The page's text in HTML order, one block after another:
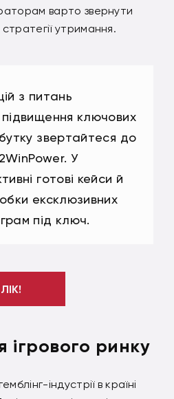
варто звернути
утримання.
з питань
ключових
звертайтеся до
2WinPower. У
готові кейси й
ексклюзивних
під ключ.
ігрового ринку
індустрії в країні